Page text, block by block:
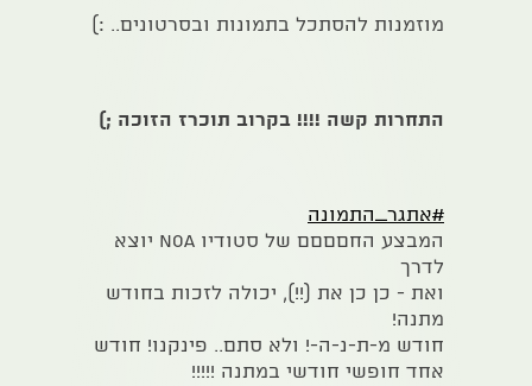
מוזמנות להסתכל בתמונות ובסרטונים.. :)
התחרות קשה !!!! בקרוב תוכרז הזוכה ;)
#אתגר_התמונה
המבצע החםםםם של סטודיו NOA יוצא
לדרך
ואת - כן כן את (!!), יכולה לזכות בחודש
מתנה!
חודש מ-ת-נ-ה-! ולא סתם.. פינקנו! חודש
אחד חופשי חודשי במתנה !!!!!